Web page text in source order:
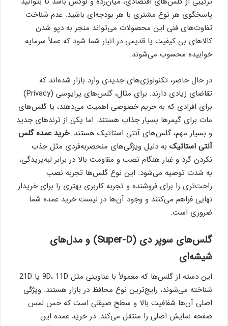
پاسخگوی هر نوع مشتری با هر بودجه‌ای باشید. عدم شناخت
تفاوت‌های فنی این محصولات می‌تواند منجر به دپو شدن
کالاهای بی کیفیت یا قدیمی در انبار شما شود که عملاً سرمایه
خوابیده محسوب می‌شوند.
در حال حاضر، تکنولوژی‌های جدیدی وارد بازار شده‌اند که
تقاضای زیادی دارند. برای مثال، گلس‌های پرایوسی (Privacy)
برای افرادی که به حریم خصوصی اهمیت می‌دهند، یا گلس‌های
مات برای گیمرها بسیار جذاب هستند. اما یکی از ترندهای جدید
و بسیار مهم، گلس‌های آنتی استاتیک هستند.خرید عمده گلس
آنتی استاتیک به دلیل ویژگی‌های منحصربه‌فردی مثل جذب
نکردن گرد و غبار هنگام نصب و مقاومت بالا در برابر لبه‌پریدگی،
به شدت توصیه می‌شود. این نوع گلس‌ها تجربه نصب
راحت‌تری را برای فروشنده و تجربه کاربری بهتری را برای خریدار
نهایی فراهم می‌کنند و وجود آن‌ها در لیست خرید عمده شما
ضروری است.
گلس‌های سوپر دی (Super-D) و مدل‌های
شیشه‌ای
این دسته از گلس‌ها که معمولاً با عناوینی مثل 9D، 11D یا 21D
شناخته می‌شوند، رایج‌ترین نوع محافظ در بازار هستند. ویژگی
اصلی آن‌ها شفافیت بالا و سطح صیقلی است که حس لمس
صفحه نمایش اصلی را منتقل می‌کند. در خرید عمده این